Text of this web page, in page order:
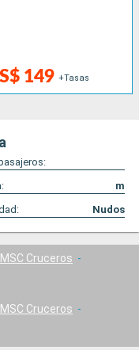
149 +Tasas
m
Nudos
MSC Cruceros
MSC Cruceros